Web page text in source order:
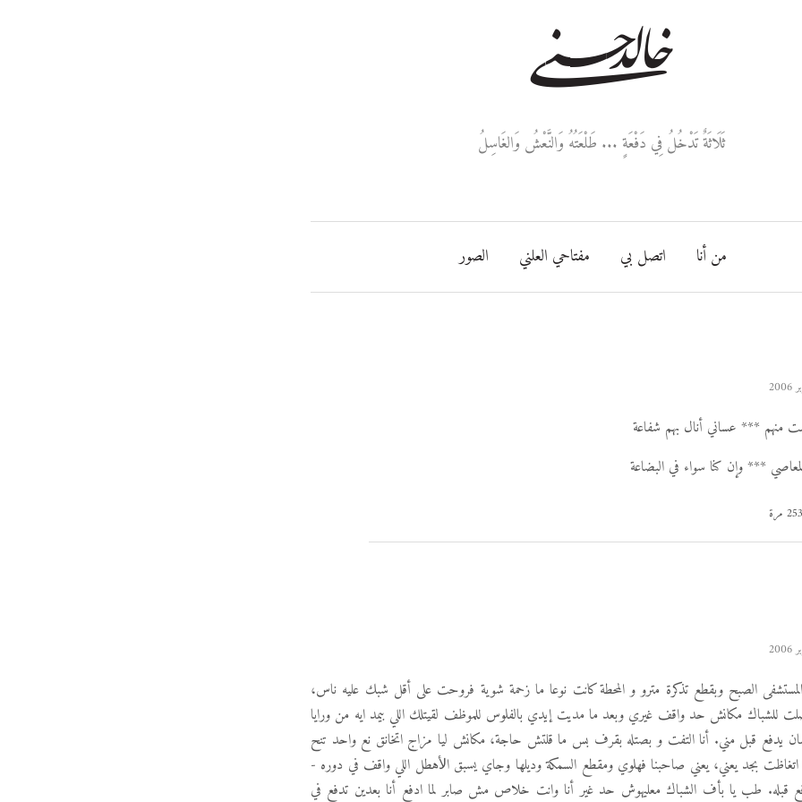
خالد حسني
ثَلَاثَةٌ تَدْخُلُ فِي دَفْعَةٍ ... طَلْعَتُهُ وَالنَّعْشُ وَالغَاسِلُ
من أنا اتصل بي مفتاحي العلني الصور
منهم *** عساني أنال بهم شفاعة
*** وإن كنا سواء في البضاعة
الصبح وبقطع تذكرة مترو و المحطة كانت نوعا ما زحمة شوية فروحت على أقل شبك عليه ناس،
وصلت للشباك مكانش حد واقف غيري وبعد ما مديت إيدي بالفلوس للموظف لقيتلك اللي بيمد ايه من ورايا
يدفع قبل مني. أنا التفت و بصتله بقرف بس ما قلتش حاجة، مكانش ليا مزاج اتخانق نع واحد تنح
بجد يعني، يعني صاحبنا فهلوي ومقطع السمكة وديلها وجاي يسبق اﻷهطل اللي واقف في دوره -
قبله. طب يا بأف الشباك معليهوش حد غير أنا وانت خلاص مش صابر لما ادفع أنا بعدين تدفع في